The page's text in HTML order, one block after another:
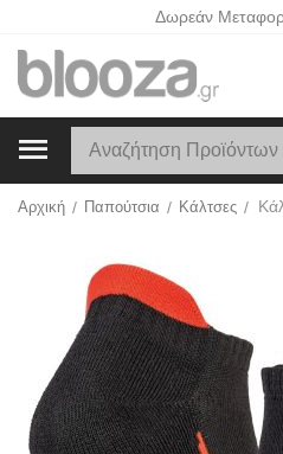
Δωρεάν
Αρχική / Παπούτσια / Κάλτσες /